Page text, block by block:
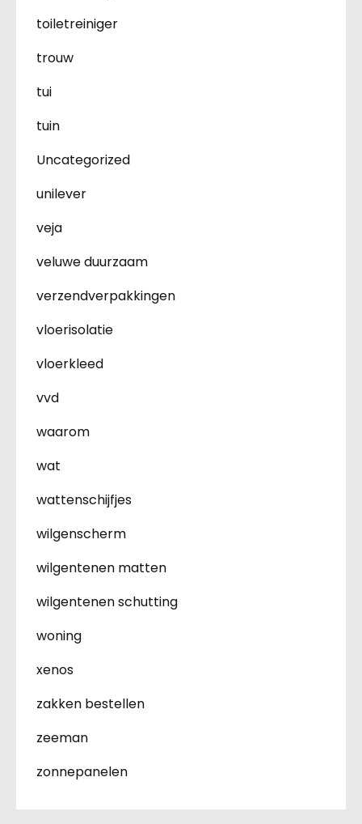
toiletreiniger
trouw
tui
tuin
Uncategorized
unilever
veja
veluwe duurzaam
verzendverpakkingen
vloerisolatie
vloerkleed
vvd
waarom
wat
wattenschijfjes
wilgenscherm
wilgentenen matten
wilgentenen schutting
woning
xenos
zakken bestellen
zeeman
zonnepanelen